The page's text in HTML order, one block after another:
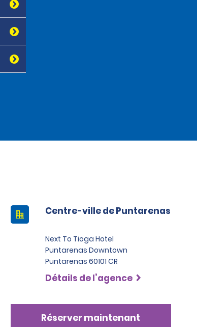
Centre-ville de Puntarenas
Next To Tioga Hotel
Puntarenas Downtown
Puntarenas 60101 CR
Détails de l’agence
Réserver maintenant